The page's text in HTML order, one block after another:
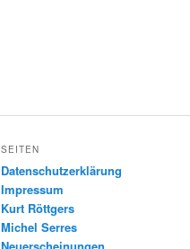
SEITEN
Datenschutzerklärung
Impressum
Kurt Röttgers
Michel Serres